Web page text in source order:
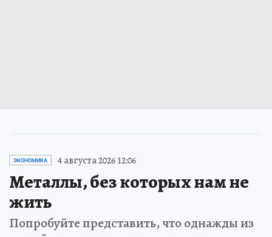
ЭКОНОМИКА 4 августа 2026 12:06
Металлы, без которых нам не
жить
Попробуйте представить, что однажды из